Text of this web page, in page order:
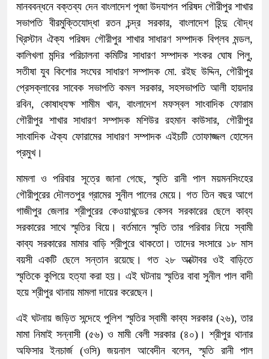
মানববন্ধনে বক্তব্য দেন বাংলাদেশ পূজা উদযাপন পরিষদ গৌরীপুর শাখার
সভাপতি বীরমুক্তিযোদ্ধা রতন চন্দ্র সরকার, বাংলাদেশ হিন্দু বৌদ্ধ
খ্রিস্টান ঐক্য পরিষদ গৌরীপুর শাখার সাধারণ সম্পাদক বিপ্লব মন্ডল,
কালিখলা মন্দির পরিচালনা কমিটির সাধারণ সম্পাদক শংকর ঘোষ পিলু,
সতীষা যুব কিশোর সংঘের সাধারণ সম্পাদক মো. রইছ উদ্দিন, গৌরীপুর
প্রেসক্লাবের সাবেক সভাপতি কমল সরকার, সহসভাপতি আলী হায়দার
রবিন, কোষাধ্যক্ষ শামীম খান, বাংলাদেশ মফস্বল সাংবাদিক ফোরাম
গৌরীপুর শাখার সাধারণ সম্পাদক মশিউর রহমান কাউসার, গৌরীপুর
সাংবাদিক ঐক্য ফোরামের সাধারণ সম্পাদক এইচটি তোফাজ্জল হোসেন
প্রমুখ।
মামলা ও পরিবার সূত্রে জানা গেছে, স্মৃতি রানী পাল ময়মনসিংহের
গৌরীপুরের দৌলতপুর গ্রামের সুনীল পালের মেয়ে। গত তিন বছর আগে
গাজীপুর জেলার শ্রীপুরের কেওয়াখন্ডের কেসব সরকারের ছেলে কাব্য
সরকারের সাথে স্মৃতির বিয়ে। বর্তমানে স্মৃতি তার পরিবার নিয়ে স্বামী
কাব্য সরকারের মামার বাড়ি শ্রীপুরে থাকতো। তাদের সংসারে ১৮ মাস
বয়সী একটি ছেলে সন্তান রয়েছে। গত ২৮ অক্টোবর ওই বাড়িতে
স্মৃতিকে কুপিয়ে হত্যা করা হয়। এই ঘটনায় স্মৃতির বাবা সুনীল পাল বাদী
হয়ে শ্রীপুর থানায় মামলা দায়ের করেছেন।
এই ঘটনায় জড়িত সন্দেহে পুলিশ স্মৃতির স্বামী কাব্য সরকার (২৬), তার
মামা নিমাই সন্নাসী (৫৬) ও মামী বেলী সরকার (৪০)। শ্রীপুর থানার
অফিসার ইনচার্জ (ওসি) জয়নাল আবেদীন বলেন, স্মৃতি রানী পাল